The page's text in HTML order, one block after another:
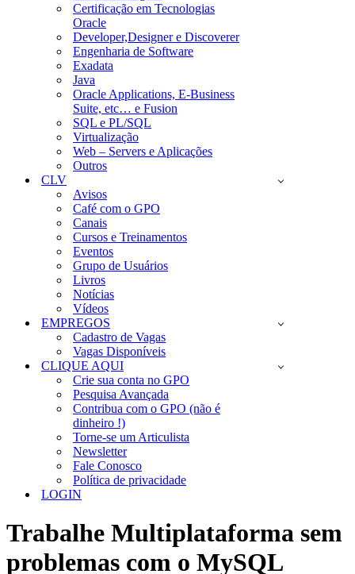
Certificação em Tecnologias
Oracle
Developer,Designer e Discoverer
Engenharia de Software
Exadata
Java
Oracle Applications, E-Business
Suite, etc… e Fusion
SQL e PL/SQL
Virtualização
Web – Servers e Aplicações
Outros
CLV
Avisos
Café com o GPO
Canais
Cursos e Treinamentos
Eventos
Grupo de Usuários
Livros
Notícias
Vídeos
EMPREGOS
Cadastro de Vagas
Vagas Disponíveis
CLIQUE AQUI
Crie sua conta no GPO
Pesquisa Avançada
Contribua com o GPO (não é
dinheiro !)
Torne-se um Articulista
Newsletter
Fale Conosco
Política de privacidade
LOGIN
Trabalhe Multiplataforma sem
problemas com o MySQL